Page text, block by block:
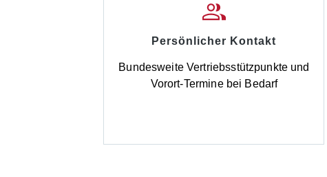
Persönlicher Kontakt
Bundesweite Vertriebsstützpunkte und
Vorort-Termine bei Bedarf